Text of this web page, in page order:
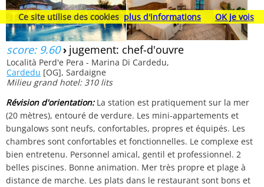
score: 9.60› jugement: chef-d'ouvre
Località Perd'e Pera - Marina Di Cardedu,
Cardedu [OG], Sardaigne
Milieu grand hotel: 310 lits
Révision d'orientation:La station est pratiquement sur la mer
(20 mètres), entouré de verdure. Les mini-appartements et
bungalows sont neufs, confortables, propres et équipés. Les
chambres sont confortables et fonctionnelles. Le complexe est
bien entretenu. Personnel amical, gentil et professionnel. 2
belles piscines. Bonne animation. Mer très propre et plage à
distance de marche. Les plats dans le restaurant sont bons et
Ce site utilise des cookies plus d'informations OK je vois